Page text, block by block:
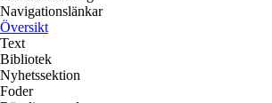
Navigationslänkar
Översikt
Text
Bibliotek
Nyhetssektion
Foder